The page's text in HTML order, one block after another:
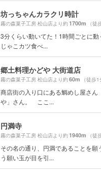
坊っちゃんカラクリ時計
霧の森菓子工房 松山店より約1700m （徒
3分くらい動いてた！1時間ごとに動
じゃこカツ食べ...
郷土料理かどや 大街道店
霧の森菓子工房 松山店より約60m （徒歩1
商店街の入り口にある鯛めし屋さ
や」さん。 ここ...
円満寺
霧の森菓子工房 松山店より約1940m （徒
その名の通り、円満であることを願
う願い玉が目を引...